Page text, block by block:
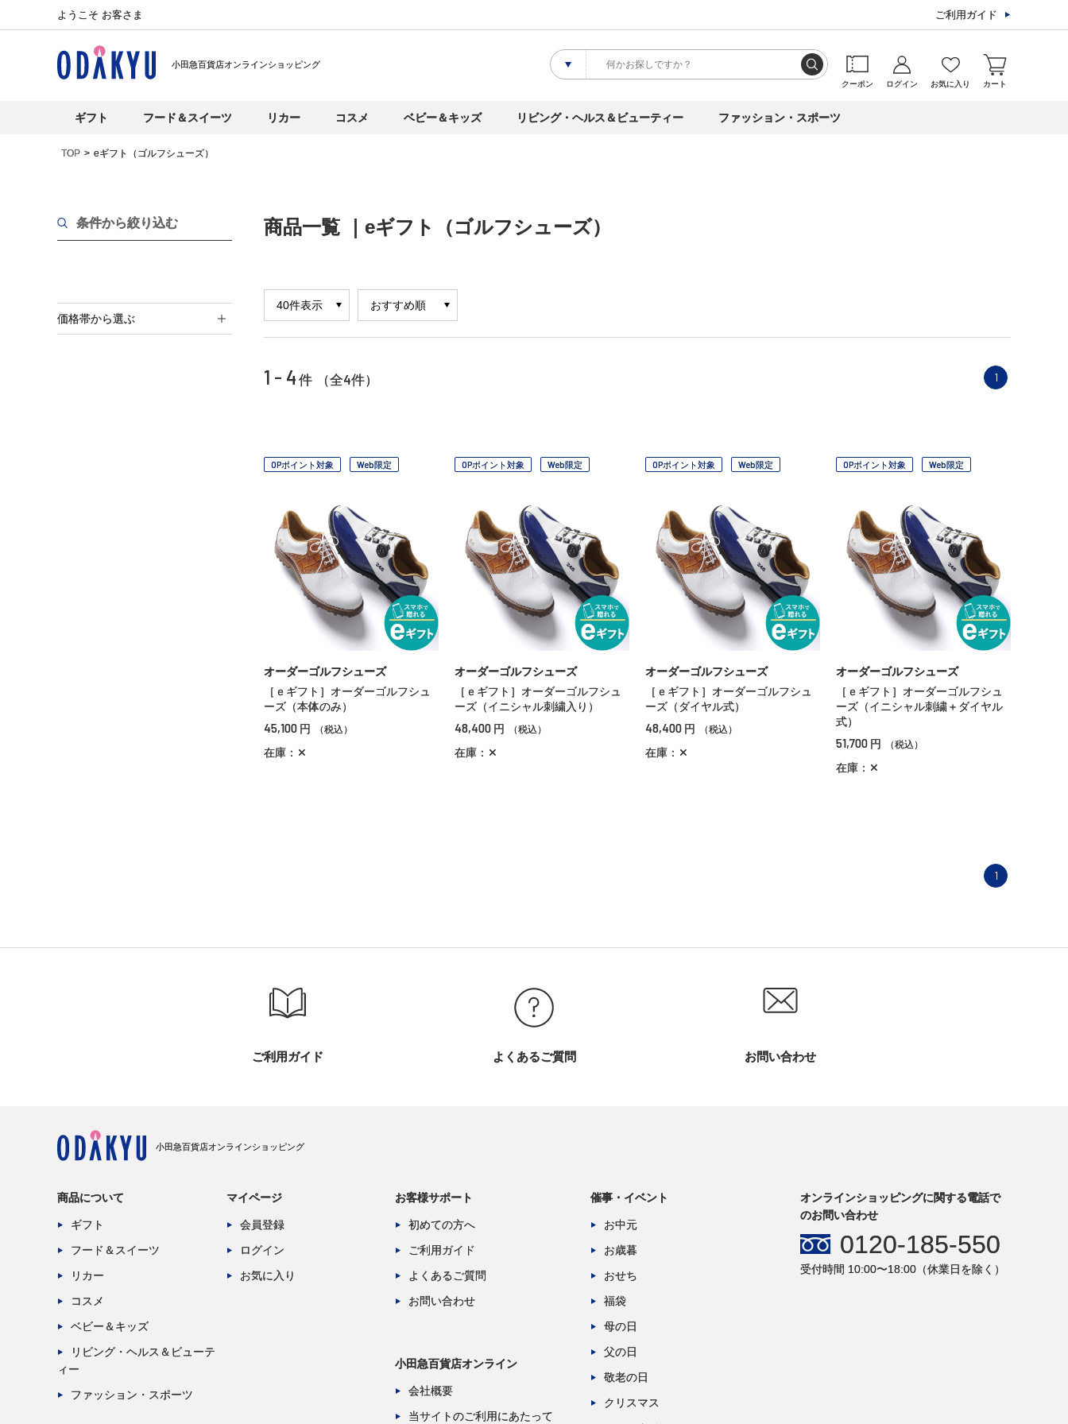
ようこそ お客さま ご利用ガイド
小田急百貨店オンラインショッピング
クーポン ログイン お気に入り カート
ギフト フード＆スイーツ リカー コスメ ベビー＆キッズ リビング・ヘルス＆ビューティー ファッション・スポーツ
TOP eギフト（ゴルフシューズ）
条件から絞り込む
価格帯から選ぶ
商品一覧 ｜eギフト（ゴルフシューズ）
1 - 4 件 （全4件） 1
OPポイント対象 Web限定
オーダーゴルフシューズ
［ｅギフト］オーダーゴルフシュ
ーズ（本体のみ）
45,100 円 （税込）
在庫：✕
OPポイント対象 Web限定
オーダーゴルフシューズ
［ｅギフト］オーダーゴルフシュ
ーズ（イニシャル刺繍入り）
48,400 円 （税込）
在庫：✕
OPポイント対象 Web限定
オーダーゴルフシューズ
［ｅギフト］オーダーゴルフシュ
ーズ（ダイヤル式）
48,400 円 （税込）
在庫：✕
OPポイント対象 Web限定
オーダーゴルフシューズ
［ｅギフト］オーダーゴルフシュ
ーズ（イニシャル刺繍＋ダイヤル
式）
51,700 円 （税込）
在庫：✕
1
ご利用ガイド よくあるご質問 お問い合わせ
小田急百貨店オンラインショッピング
商品について
ギフト
フード＆スイーツ
リカー
コスメ
ベビー＆キッズ
リビング・ヘルス＆ビューテ
ィー
ファッション・スポーツ
マイページ
会員登録
ログイン
お気に入り
お客様サポート
初めての方へ
ご利用ガイド
よくあるご質問
お問い合わせ
小田急百貨店オンライン
会社概要
当サイトのご利用にあたって
催事・イベント
お中元
お歳暮
おせち
福袋
母の日
父の日
敬老の日
クリスマス
オンラインショッピングに関する電話で
のお問い合わせ
0120-185-550
受付時間 10:00〜18:00（休業日を除く）